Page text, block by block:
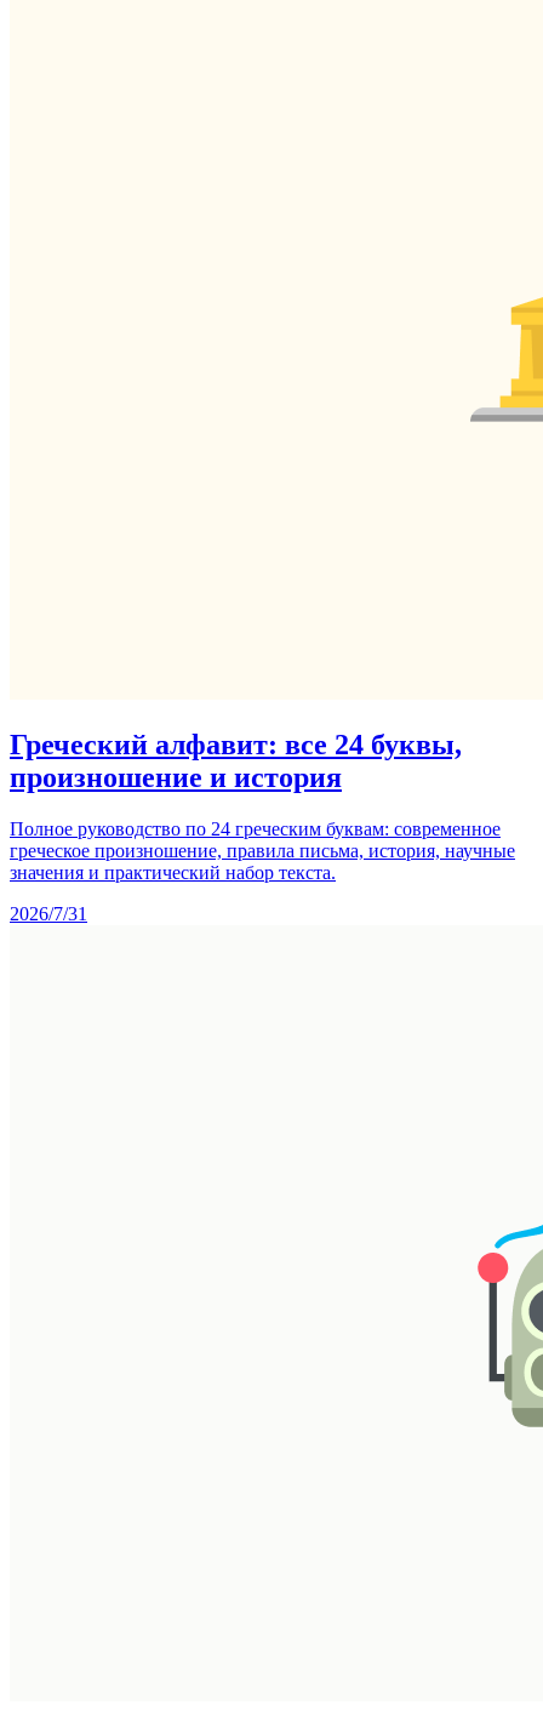
Греческий алфавит: все 24 буквы,
произношение и история
Полное руководство по 24 греческим буквам: современное
греческое произношение, правила письма, история, научные
значения и практический набор текста.
2026/7/31